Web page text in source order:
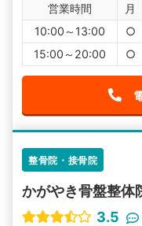
営業時間 月
10:00～13:00
○
15:00～20:00
○
整骨院・接骨院
かがやき骨盤整体
3.5